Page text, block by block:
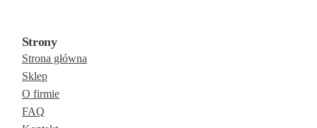
Strony
Strona główna
Sklep
O firmie
FAQ